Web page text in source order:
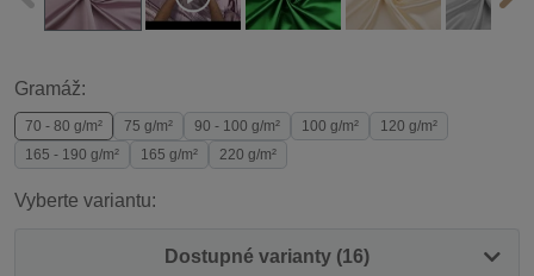
Gramáž:
70 - 80 g/m² 75 g/m² 90 - 100 g/m² 100 g/m²
120 g/m²
165 - 190 g/m²
165 g/m² 220 g/m²
Vyberte variantu:
Dostupné varianty (16)